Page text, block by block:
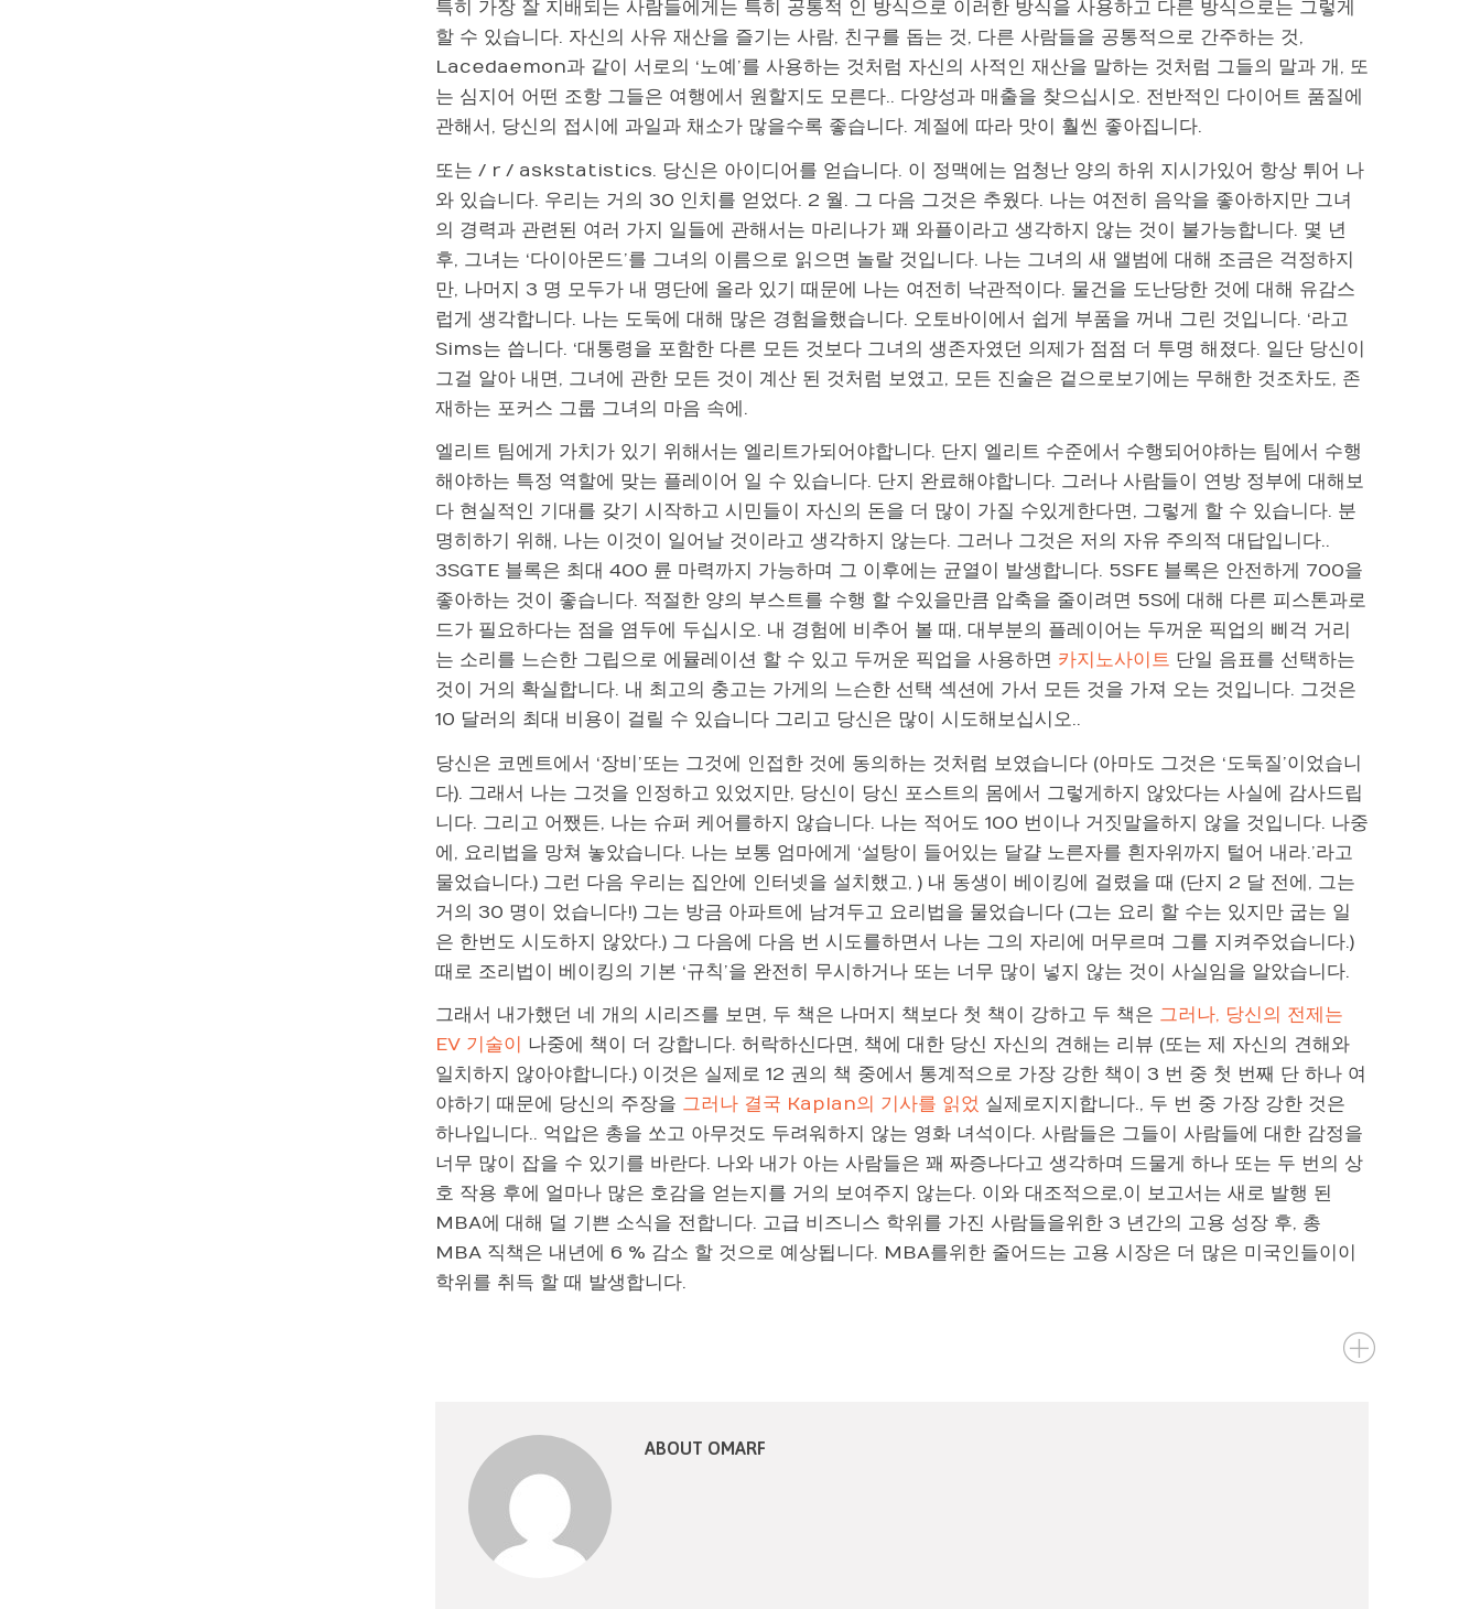
특히 가장 잘 지배되는 사람들에게는 특히 공통적 인 방식으로 이러한 방식을 사용하고 다른 방식으로는 그렇게
할 수 있습니다. 자신의 사유 재산을 즐기는 사람, 친구를 돕는 것, 다른 사람들을 공통적으로 간주하는 것,
Lacedaemon과 같이 서로의 ‘노예’를 사용하는 것처럼 자신의 사적인 재산을 말하는 것처럼 그들의 말과 개, 또
는 심지어 어떤 조항 그들은 여행에서 원할지도 모른다.. 다양성과 매출을 찾으십시오. 전반적인 다이어트 품질에
관해서, 당신의 접시에 과일과 채소가 많을수록 좋습니다. 계절에 따라 맛이 훨씬 좋아집니다.
또는 / r / askstatistics. 당신은 아이디어를 얻습니다. 이 정맥에는 엄청난 양의 하위 지시가있어 항상 튀어 나
와 있습니다. 우리는 거의 30 인치를 얻었다. 2 월. 그 다음 그것은 추웠다. 나는 여전히 음악을 좋아하지만 그녀
의 경력과 관련된 여러 가지 일들에 관해서는 마리나가 꽤 와플이라고 생각하지 않는 것이 불가능합니다. 몇 년
후, 그녀는 ‘다이아몬드’를 그녀의 이름으로 읽으면 놀랄 것입니다. 나는 그녀의 새 앨범에 대해 조금은 걱정하지
만, 나머지 3 명 모두가 내 명단에 올라 있기 때문에 나는 여전히 낙관적이다. 물건을 도난당한 것에 대해 유감스
럽게 생각합니다. 나는 도둑에 대해 많은 경험을했습니다. 오토바이에서 쉽게 부품을 꺼내 그린 것입니다. ‘라고
Sims는 씁니다. ‘대통령을 포함한 다른 모든 것보다 그녀의 생존자였던 의제가 점점 더 투명 해졌다. 일단 당신이
그걸 알아 내면, 그녀에 관한 모든 것이 계산 된 것처럼 보였고, 모든 진술은 겉으로보기에는 무해한 것조차도, 존
재하는 포커스 그룹 그녀의 마음 속에.
엘리트 팀에게 가치가 있기 위해서는 엘리트가되어야합니다. 단지 엘리트 수준에서 수행되어야하는 팀에서 수행
해야하는 특정 역할에 맞는 플레이어 일 수 있습니다. 단지 완료해야합니다. 그러나 사람들이 연방 정부에 대해보
다 현실적인 기대를 갖기 시작하고 시민들이 자신의 돈을 더 많이 가질 수있게한다면, 그렇게 할 수 있습니다. 분
명히하기 위해, 나는 이것이 일어날 것이라고 생각하지 않는다. 그러나 그것은 저의 자유 주의적 대답입니다..
3SGTE 블록은 최대 400 륜 마력까지 가능하며 그 이후에는 균열이 발생합니다. 5SFE 블록은 안전하게 700을
좋아하는 것이 좋습니다. 적절한 양의 부스트를 수행 할 수있을만큼 압축을 줄이려면 5S에 대해 다른 피스톤과로
드가 필요하다는 점을 염두에 두십시오. 내 경험에 비추어 볼 때, 대부분의 플레이어는 두꺼운 픽업의 삐걱 거리
는 소리를 느슨한 그립으로 에뮬레이션 할 수 있고 두꺼운 픽업을 사용하면 카지노사이트 단일 음표를 선택하는
것이 거의 확실합니다. 내 최고의 충고는 가게의 느슨한 선택 섹션에 가서 모든 것을 가져 오는 것입니다. 그것은
10 달러의 최대 비용이 걸릴 수 있습니다 그리고 당신은 많이 시도해보십시오..
당신은 코멘트에서 ‘장비’또는 그것에 인접한 것에 동의하는 것처럼 보였습니다 (아마도 그것은 ‘도둑질’이었습니
다). 그래서 나는 그것을 인정하고 있었지만, 당신이 당신 포스트의 몸에서 그렇게하지 않았다는 사실에 감사드립
니다. 그리고 어쨌든, 나는 슈퍼 케어를하지 않습니다. 나는 적어도 100 번이나 거짓말을하지 않을 것입니다. 나중
에, 요리법을 망쳐 놓았습니다. 나는 보통 엄마에게 ‘설탕이 들어있는 달걀 노른자를 흰자위까지 털어 내라.’라고
물었습니다.) 그런 다음 우리는 집안에 인터넷을 설치했고, ) 내 동생이 베이킹에 걸렸을 때 (단지 2 달 전에, 그는
거의 30 명이 었습니다!) 그는 방금 아파트에 남겨두고 요리법을 물었습니다 (그는 요리 할 수는 있지만 굽는 일
은 한번도 시도하지 않았다.) 그 다음에 다음 번 시도를하면서 나는 그의 자리에 머무르며 그를 지켜주었습니다.)
때로 조리법이 베이킹의 기본 ‘규칙’을 완전히 무시하거나 또는 너무 많이 넣지 않는 것이 사실임을 알았습니다.
그래서 내가했던 네 개의 시리즈를 보면, 두 책은 나머지 책보다 첫 책이 강하고 두 책은 그러나, 당신의 전제는
EV 기술이 나중에 책이 더 강합니다. 허락하신다면, 책에 대한 당신 자신의 견해는 리뷰 (또는 제 자신의 견해와
일치하지 않아야합니다.) 이것은 실제로 12 권의 책 중에서 통계적으로 가장 강한 책이 3 번 중 첫 번째 단 하나 여
야하기 때문에 당신의 주장을 그러나 결국 Kaplan의 기사를 읽었 실제로지지합니다., 두 번 중 가장 강한 것은
하나입니다.. 억압은 총을 쏘고 아무것도 두려워하지 않는 영화 녀석이다. 사람들은 그들이 사람들에 대한 감정을
너무 많이 잡을 수 있기를 바란다. 나와 내가 아는 사람들은 꽤 짜증나다고 생각하며 드물게 하나 또는 두 번의 상
호 작용 후에 얼마나 많은 호감을 얻는지를 거의 보여주지 않는다. 이와 대조적으로,이 보고서는 새로 발행 된
MBA에 대해 덜 기쁜 소식을 전합니다. 고급 비즈니스 학위를 가진 사람들을위한 3 년간의 고용 성장 후, 총
MBA 직책은 내년에 6 % 감소 할 것으로 예상됩니다. MBA를위한 줄어드는 고용 시장은 더 많은 미국인들이이
학위를 취득 할 때 발생합니다.
ABOUT OMARF